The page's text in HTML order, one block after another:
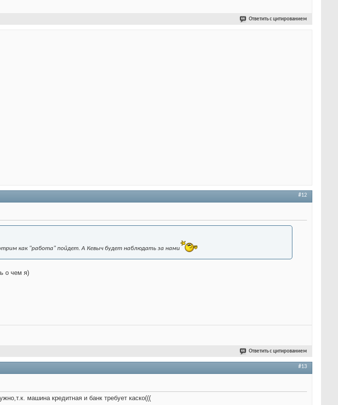
Ответить с цитированием
#12
как "работа" пойдет. А Кевыч будет наблюдать за нами
о чем я)
Ответить с цитированием
#13
машина кредитная и банк требует каско(((